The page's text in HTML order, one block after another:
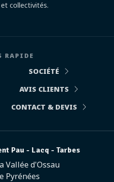
collectivités.
RAPIDE
SOCIÉTÉ
AVIS CLIENTS
CONTACT & DEVIS
Pau - Lacq - Tarbes
Vallée d'Ossau
Pyrénées